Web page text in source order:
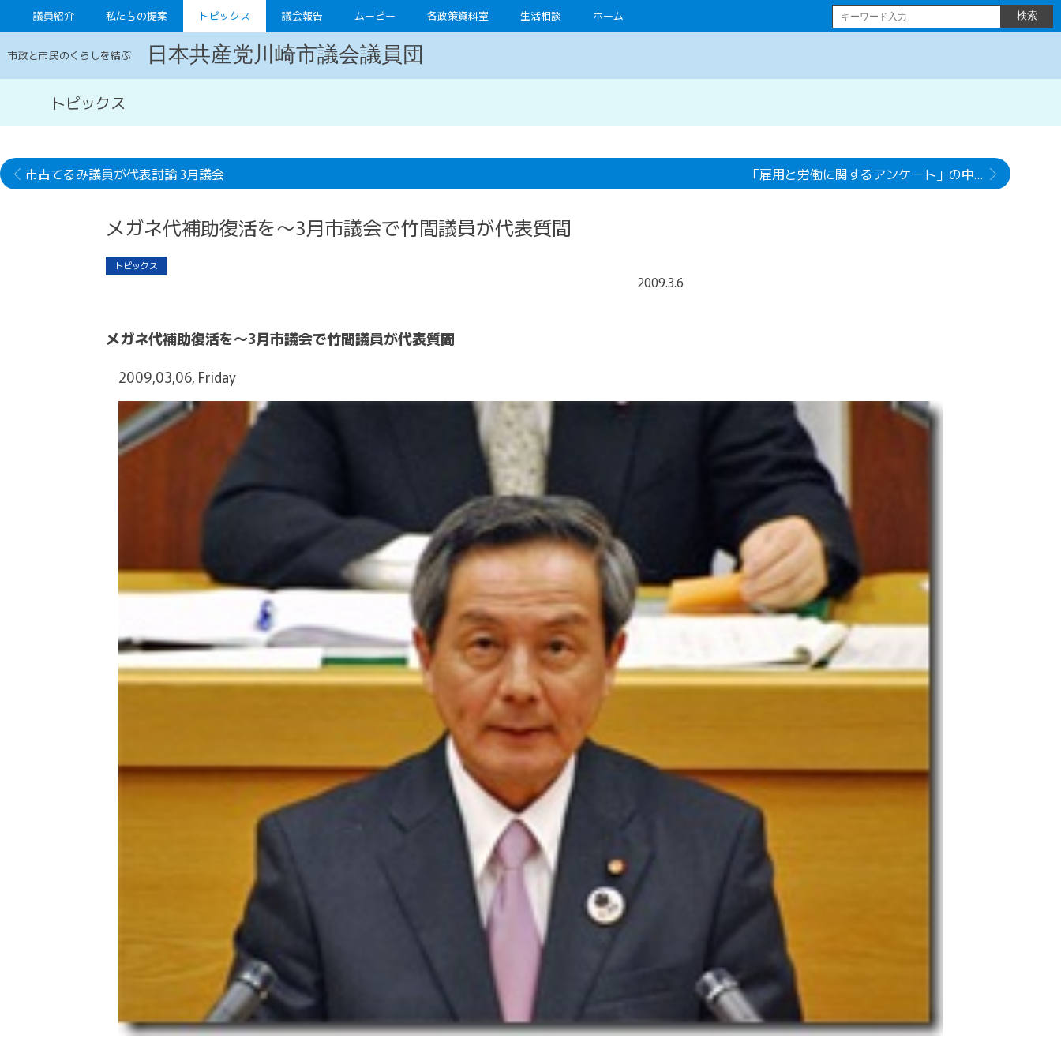
議員紹介 私たちの提案 トピックス 議会報告 ムービー 各政策資料室 生活相談 ホーム
市政と市民のくらしを結ぶ 日本共産党川崎市議会議員団
トピックス
市古てるみ議員が代表討論 3月議会 「雇用と労働に関するアンケート」の中間集計
メガネ代補助復活を～3月市議会で竹間議員が代表質間
トピックス
2009.3.6
メガネ代補助復活を～3月市議会で竹間議員が代表質間
2009,03,06, Friday